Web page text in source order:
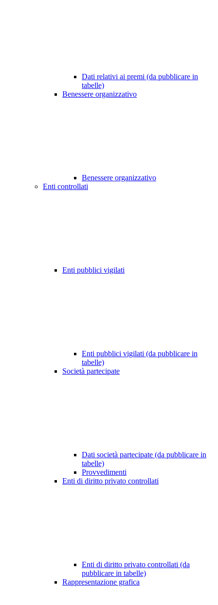
Dati relativi ai premi (da pubblicare in
tabelle)
Benessere organizzativo
Benessere organizzativo
Enti controllati
Enti pubblici vigilati
Enti pubblici vigilati (da pubblicare in
tabelle)
Società partecipate
Dati società partecipate (da pubblicare in
tabelle)
Provvedimenti
Enti di diritto privato controllati
Enti di diritto privato controllati (da
pubblicare in tabelle)
Rappresentazione grafica